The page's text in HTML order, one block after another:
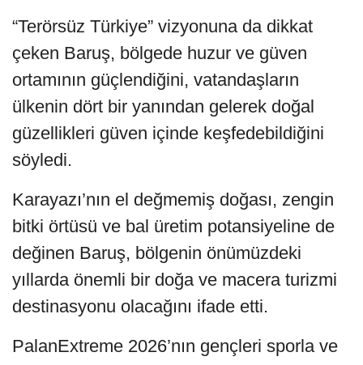
“Terörsüz Türkiye” vizyonuna da dikkat
çeken Baruş, bölgede huzur ve güven
ortamının güçlendiğini, vatandaşların
ülkenin dört bir yanından gelerek doğal
güzellikleri güven içinde keşfedebildiğini
söyledi.
Karayazı’nın el değmemiş doğası, zengin
bitki örtüsü ve bal üretim potansiyeline de
değinen Baruş, bölgenin önümüzdeki
yıllarda önemli bir doğa ve macera turizmi
destinasyonu olacağını ifade etti.
PalanExtreme 2026’nın gençleri sporla ve